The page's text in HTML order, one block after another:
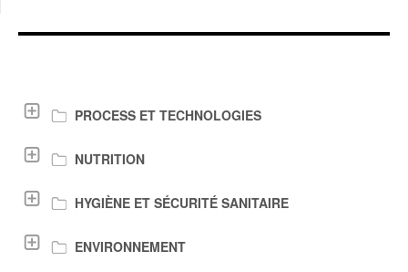
PROCESS ET TECHNOLOGIES
NUTRITION
HYGIÈNE ET SÉCURITÉ SANITAIRE
ENVIRONNEMENT